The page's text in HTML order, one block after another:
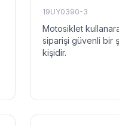
19UY0390-3
Motosiklet
siparişi güvenli bir
kişidir.